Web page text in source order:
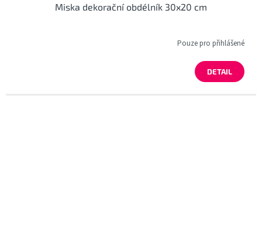
Miska dekorační obdélník 30x20 cm
Pouze pro přihlášené
DETAIL